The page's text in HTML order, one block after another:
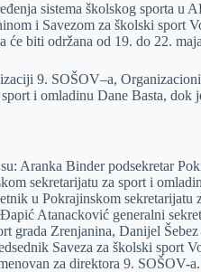
sistema školskog sporta u
i Savezom za školski sport
će biti održana od 19. do 22.
9. SOŠOV–a,
i omladinu Dane Basta,
Aranka Binder podsekretar
sekretarijatu za sport i
u Pokrajinskom sekretarijatu
Atanacković generalni
grada Zrenjanina, Danijel
Saveza za školski sport
za direktora 9. SOŠOV-a.